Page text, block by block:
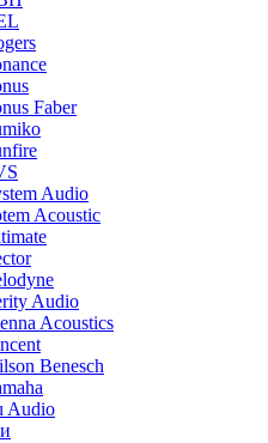
Faber
Audio
Acoustic
Audio
Acoustics
Benesch
Audio